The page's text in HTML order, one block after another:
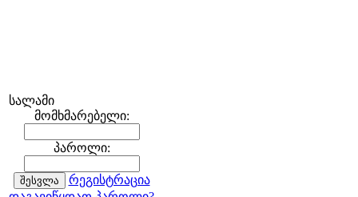
სალამი
მომხმარებელი:
პაროლი:
რეგისტრაცია